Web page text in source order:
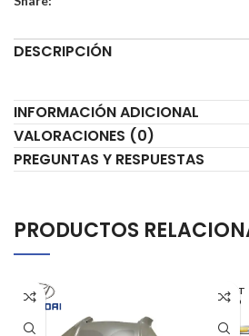
DESCRIPCIÓN
INFORMACIÓN ADICIONAL
VALORACIONES (0)
PREGUNTAS Y RESPUESTAS
PRODUCTOS
AGOT
ADO